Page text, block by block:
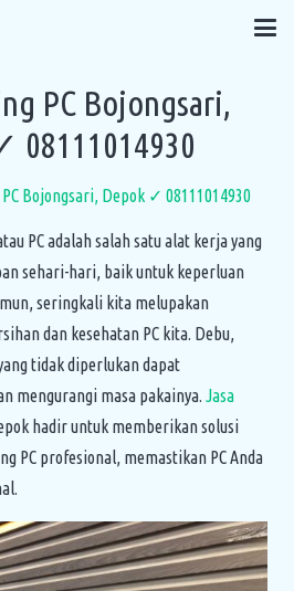
PC Bojongsari,
08111014930
Bojongsari, Depok ✓ 08111014930
PC adalah salah satu alat kerja yang
sehari-hari, baik untuk keperluan
seringkali kita melupakan
dan kesehatan PC kita. Debu,
tidak diperlukan dapat
mengurangi masa pakainya. Jasa
hadir untuk memberikan solusi
PC profesional, memastikan PC Anda